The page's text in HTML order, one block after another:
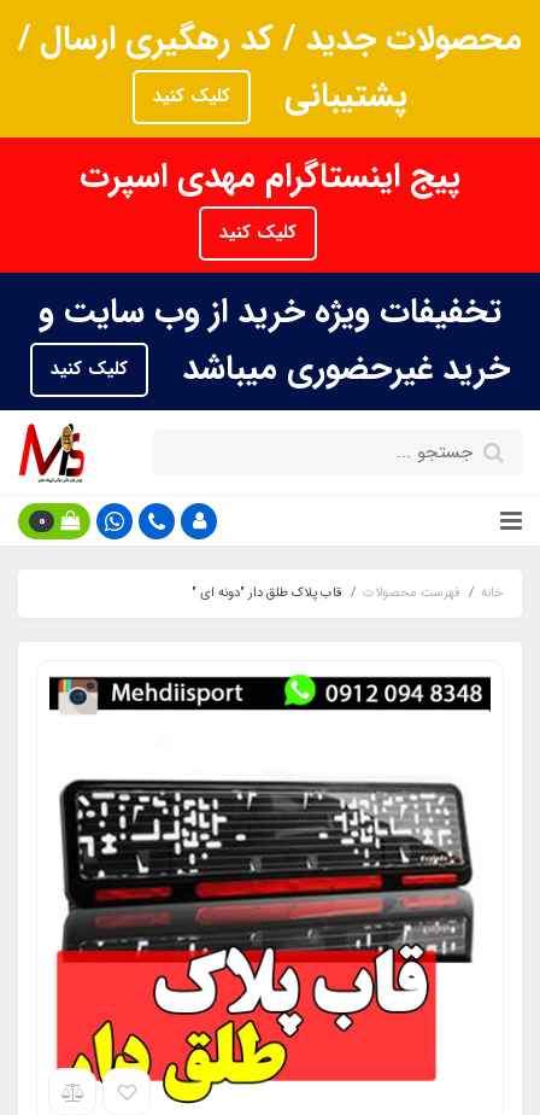
محصولات جدید / کد رهگیری ارسال /
پشتیبانی
کلیک کنید
پیج اینستاگرام مهدی اسپرت
کلیک کنید
تخفیفات ویژه خرید از وب سایت و
خرید غیرحضوری میباشد
کلیک کنید
0
خانه فهرست محصولات قاب پلاک طلق دار "دونه ای "